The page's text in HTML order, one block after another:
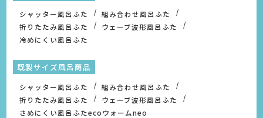
シャッター風呂ふた
組み合わせ風呂ふた
折りたたみ風呂ふた
ウェーブ波形風呂ふた
冷めにくい風呂ふた
既製サイズ風呂商品
シャッター風呂ふた
組み合わせ風呂ふた
折りたたみ風呂ふた
ウェーブ波形風呂ふた
さめにくい風呂ふたecoウォームneo